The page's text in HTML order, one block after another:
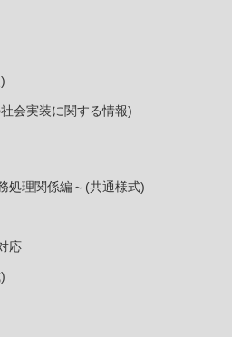
会実装に関する情報)
処理関係編～(共通様式)
応